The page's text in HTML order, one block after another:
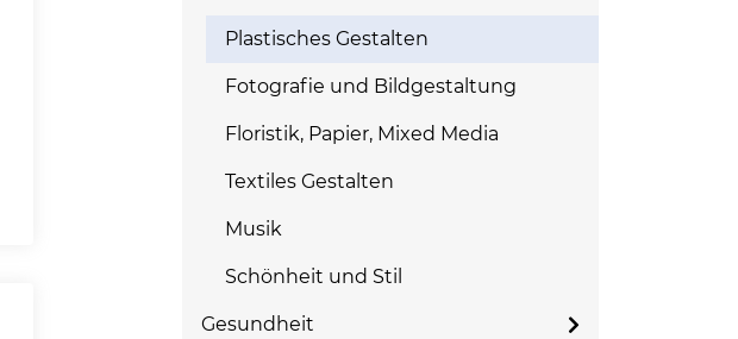
Plastisches Gestalten
Fotografie und Bildgestaltung
Floristik, Papier, Mixed Media
Textiles Gestalten
Musik
Schönheit und Stil
Gesundheit